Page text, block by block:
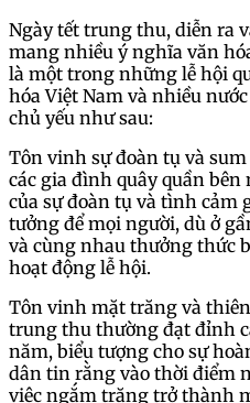
Ngày tết trung thu, diễn ra
mang nhiều ý nghĩa văn
là một trong những lễ hội
hóa Việt Nam và nhiều
chủ yếu như sau:
Tôn vinh sự đoàn tụ và
các gia đình quây quần
của sự đoàn tụ và tình
tưởng để mọi người, dù ở
và cùng nhau thưởng thức
hoạt động lễ hội.
Tôn vinh mặt trăng và
trung thu thường đạt đỉnh
năm, biểu tượng cho sự
dân tin rằng vào thời điểm
việc ngắm trăng trở thành